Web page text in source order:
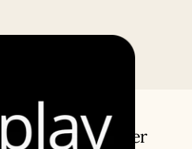
Sözleşmeler